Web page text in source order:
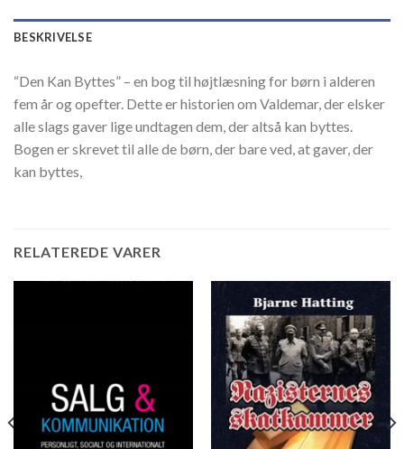
BESKRIVELSE
“Den Kan Byttes” – en bog til højtlæsning for børn i alderen
fem år og opefter. Dette er historien om Valdemar, der elsker
alle slags gaver lige undtagen dem, der altså kan byttes.
Bogen er skrevet til alle de børn, der bare ved, at gaver, der
kan byttes,
RELATEREDE VARER